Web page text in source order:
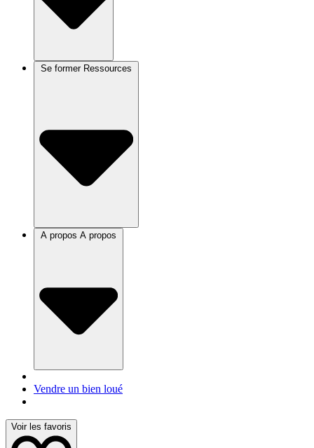
Se former
A propos
Vendre un bien loué
Voir les favoris